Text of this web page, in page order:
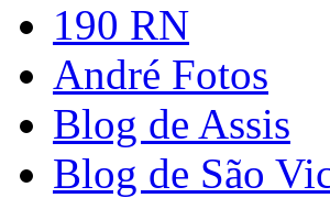
190 RN
André Fotos
Blog de Assis
Blog de São